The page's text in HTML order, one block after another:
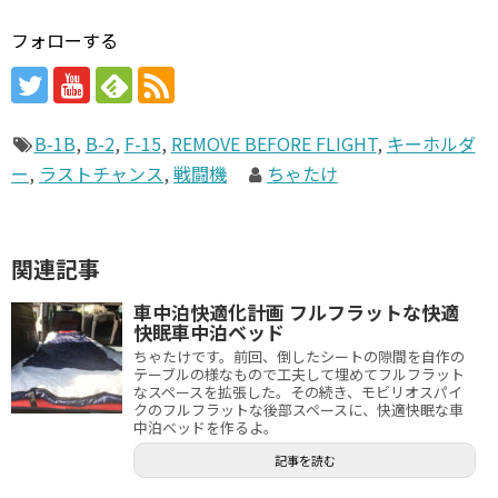
フォローする
B-1B, B-2, F-15, REMOVE BEFORE FLIGHT, キーホルダ
ー, ラストチャンス, 戦闘機 ちゃたけ
関連記事
車中泊快適化計画 フルフラットな快適
快眠車中泊ベッド
ちゃたけです。前回、倒したシートの隙間を自作の
テーブルの様なもので工夫して埋めてフルフラット
なスペースを拡張した。その続き、モビリオスパイ
クのフルフラットな後部スペースに、快適快眠な車
中泊ベッドを作るよ。
記事を読む